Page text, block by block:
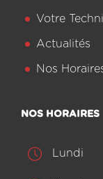
Votre
Actualités
Nos
NOS HORAIRES
Lundi